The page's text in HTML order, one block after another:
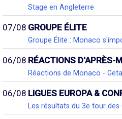
Stage en Angleterre
07/08 GROUPE ÉLITE
Groupe Élite : Monaco
06/08 RÉACTIONS D'APRÈS-
Réactions de Monaco -
06/08 LIGUES EUROPA &
Les résultats du 3e tour des